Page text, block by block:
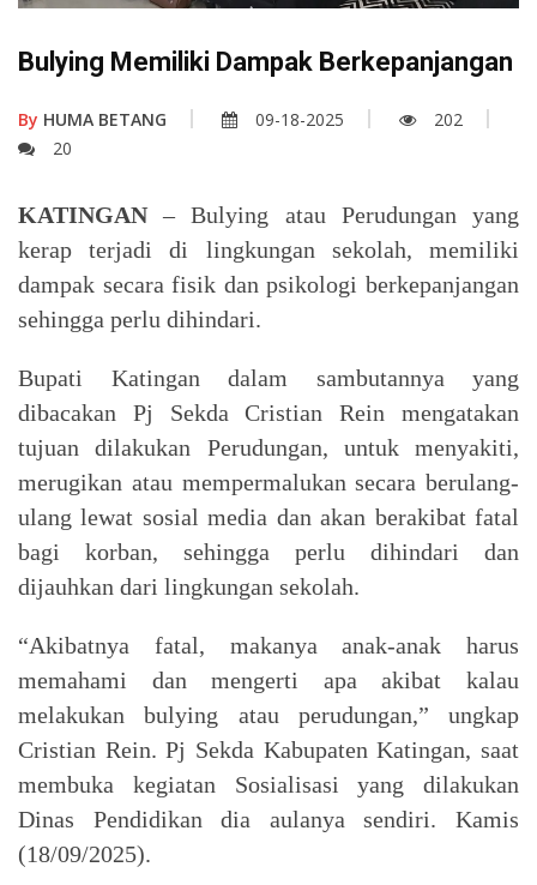
Bulying Memiliki Dampak Berkepanjangan
By HUMA BETANG 09-18-2025
202
20
KATINGAN– Bulying atau Perudungan yang
kerap terjadi di lingkungan sekolah, memiliki
dampak secara fisik dan psikologi berkepanjangan
sehingga perlu dihindari.
Bupati Katingan dalam sambutannya yang
dibacakan Pj Sekda Cristian Rein mengatakan
tujuan dilakukan Perudungan, untuk menyakiti,
merugikan atau mempermalukan secara berulang-
ulang lewat sosial media dan akan berakibat fatal
bagi korban, sehingga perlu dihindari dan
dijauhkan dari lingkungan sekolah.
“Akibatnya fatal, makanya anak-anak harus
memahami dan mengerti apa akibat kalau
melakukan bulying atau perudungan,” ungkap
Cristian Rein. Pj Sekda Kabupaten Katingan, saat
membuka kegiatan Sosialisasi yang dilakukan
Dinas Pendidikan dia aulanya sendiri. Kamis
(18/09/2025).